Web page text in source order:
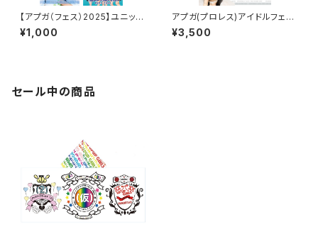
【アプガ（フェス）2025】ユニット
ジャケ写風ポートレート
¥1,000
アプガ(プロレス)アイドルフェイ
スタオル2026ver.
¥3,500
セール中の商品